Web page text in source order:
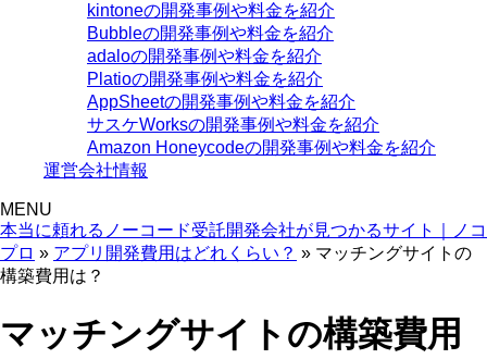
kintoneの開発事例や料金を紹介
Bubbleの開発事例や料金を紹介
adaloの開発事例や料金を紹介
Platioの開発事例や料金を紹介
AppSheetの開発事例や料金を紹介
サスケWorksの開発事例や料金を紹介
Amazon Honeycodeの開発事例や料金を紹介
運営会社情報
MENU
本当に頼れるノーコード受託開発会社が見つかるサイト｜ノコ
プロ » アプリ開発費用はどれくらい？ » マッチングサイトの
構築費用は？
マッチングサイトの構築費用